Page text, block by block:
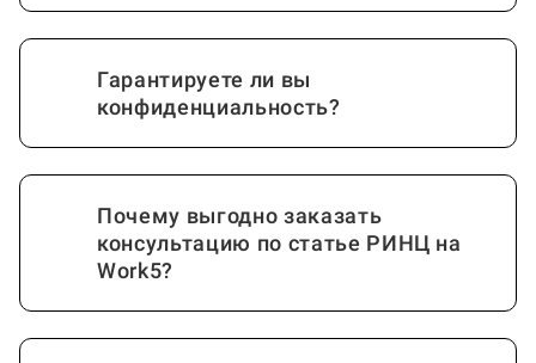
Гарантируете ли вы
конфиденциальность?
Почему выгодно заказать
консультацию по статье РИНЦ на
Work5?